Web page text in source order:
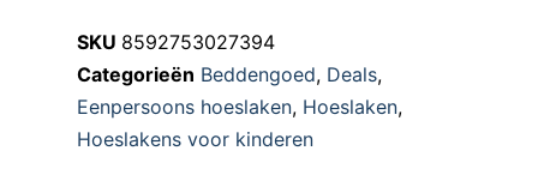
SKU 8592753027394
Categorieën Beddengoed, Deals,
Eenpersoons hoeslaken, Hoeslaken,
Hoeslakens voor kinderen